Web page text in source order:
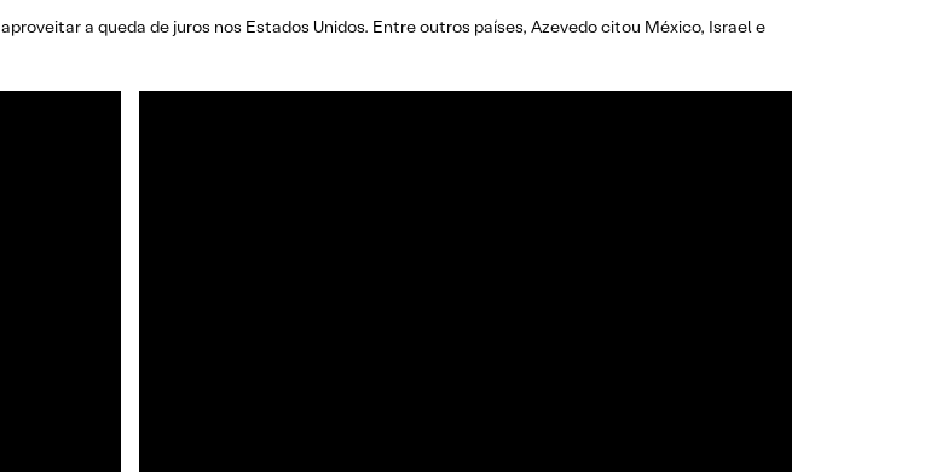
a queda de juros nos Estados Unidos. Entre outros países, Azevedo citou México, Israel e